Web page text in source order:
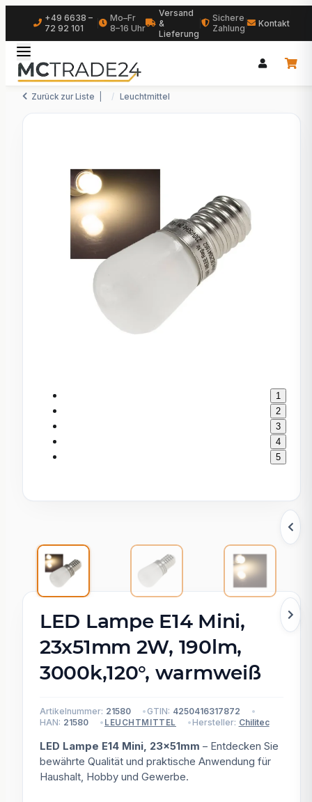
+49 6638 –
72 92 101
Mo–Fr
8–16 Uhr
Versand
&
Lieferung
Sichere
Zahlung
Kontakt
Zurück zur Liste Leuchtmittel
1
2
3
4
5
LED Lampe E14 Mini,
23x51mm 2W, 190lm,
3000k,120°, warmweiß
Artikelnummer: 21580 GTIN: 4250416317872
HAN: 21580 LEUCHTMITTEL Hersteller: Chilitec
LED Lampe E14 Mini, 23x51mm – Entdecken Sie
bewährte Qualität und praktische Anwendung für
Haushalt, Hobby und Gewerbe.